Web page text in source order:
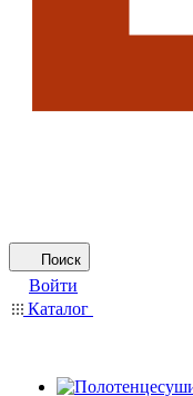
Поиск
Войти
Каталог